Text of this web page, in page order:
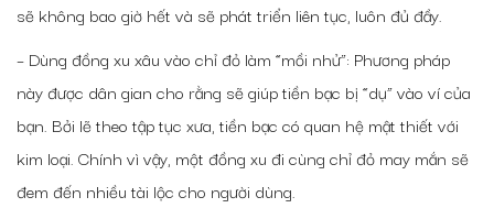
sẽ không bao giờ hết và sẽ phát triển liên tục, luôn đủ đầy.
– Dùng đồng xu xâu vào chỉ đỏ làm “mồi nhử”: Phương pháp
này được dân gian cho rằng sẽ giúp tiền bạc bị “dụ” vào ví của
bạn. Bởi lẽ theo tập tục xưa, tiền bạc có quan hệ mật thiết với
kim loại. Chính vì vậy, một đồng xu đi cùng chỉ đỏ may mắn sẽ
đem đến nhiều tài lộc cho người dùng.